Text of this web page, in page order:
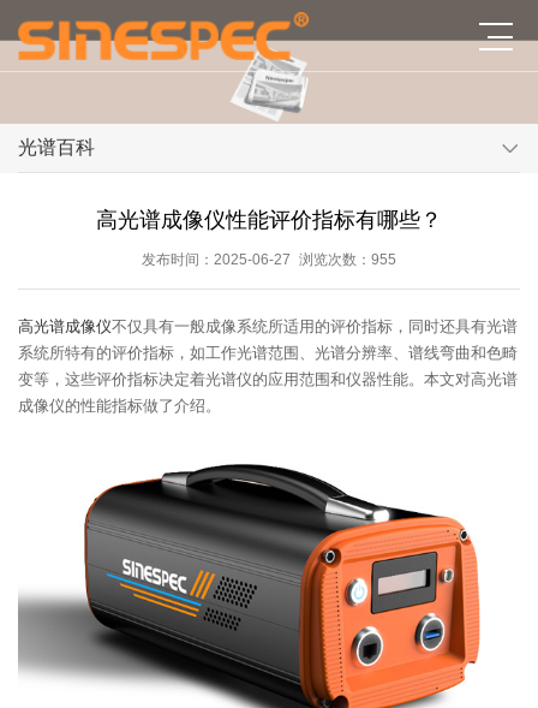
光谱百科
高光谱成像仪性能评价指标有哪些？
发布时间：2025-06-27 浏览次数：955
高光谱成像仪不仅具有一般成像系统所适用的评价指标，同时还具有光谱
系统所特有的评价指标，如工作光谱范围、光谱分辨率、谱线弯曲和色畸
变等，这些评价指标决定着光谱仪的应用范围和仪器性能。本文对高光谱
成像仪的性能指标做了介绍。